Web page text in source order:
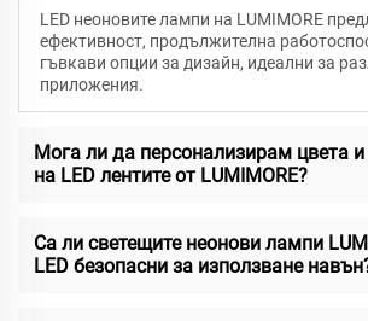
LED неоновите лампи на LUMIMORE
ефективност, продължителна
гъвкави опции за дизайн, идеални за
приложения.
Мога ли да персонализирам цвета
на LED лентите от LUMIMORE?
Са ли светещите неонови лампи
LED безопасни за използване